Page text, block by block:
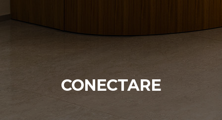
CONECTARE